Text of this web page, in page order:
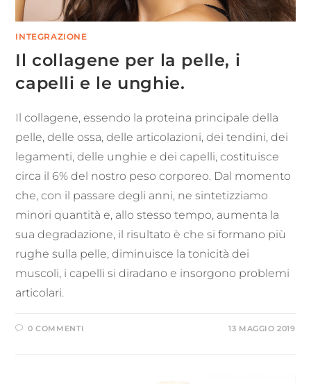
INTEGRAZIONE
Il collagene per la pelle, i
capelli e le unghie.
Il collagene, essendo la proteina principale della
pelle, delle ossa, delle articolazioni, dei tendini, dei
legamenti, delle unghie e dei capelli, costituisce
circa il 6% del nostro peso corporeo. Dal momento
che, con il passare degli anni, ne sintetizziamo
minori quantità e, allo stesso tempo, aumenta la
sua degradazione, il risultato è che si formano più
rughe sulla pelle, diminuisce la tonicità dei
muscoli, i capelli si diradano e insorgono problemi
articolari.
0 COMMENTI 13 MAGGIO 2019